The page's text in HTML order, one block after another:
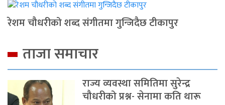
रेशम चौधरीको शब्द संगीतमा गुन्जिदैछ टीकापुर
ताजा समाचार
राज्य व्यवस्था समितिमा सुरेन्द्र
चौधरीको प्रश्न- सेनामा कति थारू